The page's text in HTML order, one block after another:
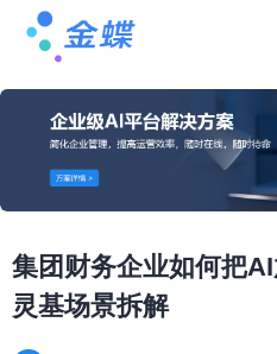
集团财务企业如何把
灵基场景拆解